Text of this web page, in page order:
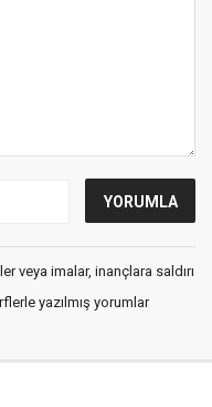
veya imalar, inançlara saldırı
yazılmış yorumlar